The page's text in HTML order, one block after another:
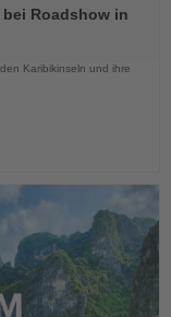
Roadshow in
Karibikinseln und ihre